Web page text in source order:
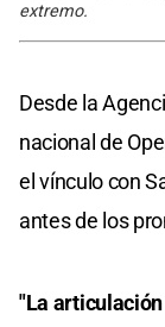
extremo.
Desde la
nacional de
el vínculo con
antes de los
"La